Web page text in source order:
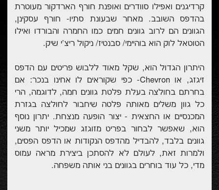
קרדיגנים ואפילו סוודרים ואופנת חורף הארדקור מעוטרת
בהדפס השובב. מאחר שבעונת סתיו- חורף עסקינן,
הגוונים הם לרוב גוונים חמים כמו החמרה והבורדו ואילו
הטוטאל לוק הוא בוהיימי/ סבנטיז/ ניקול ריצ'י שיק.
היתרון הגדול הוא, שקל מאוד ללבוש פריטים עם הדפס
זיגזג, או Chevron- כפי שקוראים לו אחינו בנכר: אם
בחרתם בחולצה בעלת פלטת גוונים חמה, לדוגמה, הרי
כל גוון משלים מאותה פלטה שיחבור לחולצה בגזרת
המכנסיים או החצאית - יצור הופעה מנצחת. יתרון נוסף
הוא, שאפשר לבחור בפריט מזוגזג שמכיל יותר משני
גוונים בלבד, להבדיל מהדפס הנקודות או הדפס הפסים,
ולמרות זאת, לעולם לא להסתכן ביצירת מראה עמוס
מדי, כל עוד בוחרים בגוונים בני אותה משפחה.